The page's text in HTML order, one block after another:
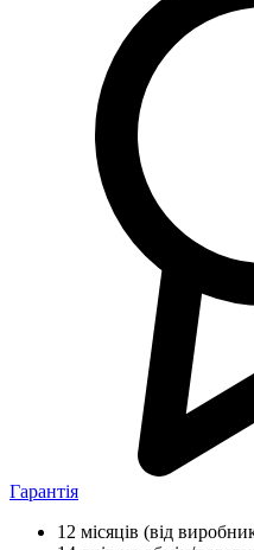
Гарантія
12 місяців (від